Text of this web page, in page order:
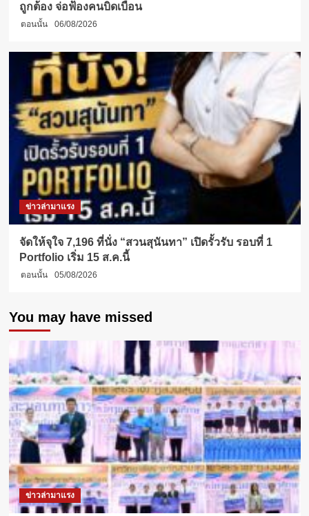
ถูกต้อง จ่อฟ้องคนบิดเบือน
ตอนนั้น 06/08/2026
ข่าวล่ามาแรง
จัดให้จุใจ 7,196 ที่นั่ง “สวนสุนันทา” เปิดรั้วรับ รอบที่ 1
Portfolio เริ่ม 15 ส.ค.นี้
ตอนนั้น 05/08/2026
You may have missed
ข่าวล่ามาแรง